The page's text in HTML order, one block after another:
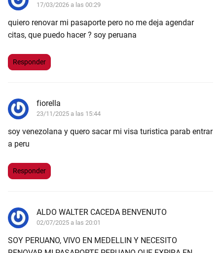
17/03/2026 a las 00:29
quiero renovar mi pasaporte pero no me deja agendar
citas, que puedo hacer ? soy peruana
Responder
fiorella
23/11/2025 a las 15:44
soy venezolana y quero sacar mi visa turistica parab entrar
a peru
Responder
ALDO WALTER CACEDA BENVENUTO
02/07/2025 a las 20:01
SOY PERUANO, VIVO EN MEDELLIN Y NECESITO